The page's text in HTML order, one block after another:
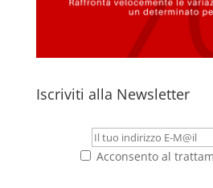
Iscriviti alla Newsletter
Acconsento al